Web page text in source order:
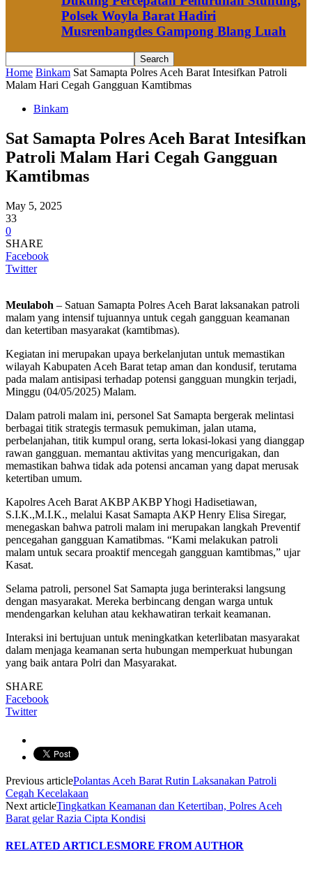
Polsek Woyla Barat Hadiri
Musrenbangdes Gampong Blang Luah
Home Binkam Sat Samapta Polres Aceh Barat Intesifkan Patroli
Malam Hari Cegah Gangguan Kamtibmas
Binkam
Sat Samapta Polres Aceh Barat Intesifkan
Patroli Malam Hari Cegah Gangguan
Kamtibmas
May 5, 2025
33
0
SHARE
Facebook
Twitter
Meulaboh – Satuan Samapta Polres Aceh Barat laksanakan patroli
malam yang intensif tujuannya untuk cegah gangguan keamanan
dan ketertiban masyarakat (kamtibmas).
Kegiatan ini merupakan upaya berkelanjutan untuk memastikan
wilayah Kabupaten Aceh Barat tetap aman dan kondusif, terutama
pada malam antisipasi terhadap potensi gangguan mungkin terjadi,
Minggu (04/05/2025) Malam.
Dalam patroli malam ini, personel Sat Samapta bergerak melintasi
berbagai titik strategis termasuk pemukiman, jalan utama,
perbelanjahan, titik kumpul orang, serta lokasi-lokasi yang dianggap
rawan gangguan. memantau aktivitas yang mencurigakan, dan
memastikan bahwa tidak ada potensi ancaman yang dapat merusak
ketertiban umum.
Kapolres Aceh Barat AKBP AKBP Yhogi Hadisetiawan,
S.I.K.,M.I.K., melalui Kasat Samapta AKP Henry Elisa Siregar,
menegaskan bahwa patroli malam ini merupakan langkah Preventif
pencegahan gangguan Kamatibmas. “Kami melakukan patroli
malam untuk secara proaktif mencegah gangguan kamtibmas,” ujar
Kasat.
Selama patroli, personel Sat Samapta juga berinteraksi langsung
dengan masyarakat. Mereka berbincang dengan warga untuk
mendengarkan keluhan atau kekhawatiran terkait keamanan.
Interaksi ini bertujuan untuk meningkatkan keterlibatan masyarakat
dalam menjaga keamanan serta hubungan memperkuat hubungan
yang baik antara Polri dan Masyarakat.
SHARE
Facebook
Twitter
Previous articlePolantas Aceh Barat Rutin Laksanakan Patroli
Cegah Kecelakaan
Next articleTingkatkan Keamanan dan Ketertiban, Polres Aceh
Barat gelar Razia Cipta Kondisi
RELATED ARTICLESMORE FROM AUTHOR